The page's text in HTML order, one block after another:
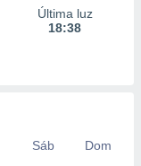
Última luz
18:38
Sáb
Dom